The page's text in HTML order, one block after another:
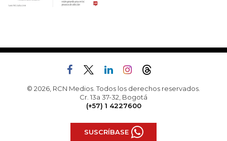
© 2026, RCN Medios. Todos los derechos reservados.
Cr. 13a 37-32, Bogotá
(+57) 1 4227600
SUSCRÍBASE